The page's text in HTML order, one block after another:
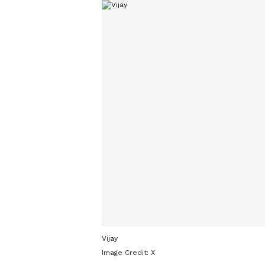
Vijay
Image Credit: X